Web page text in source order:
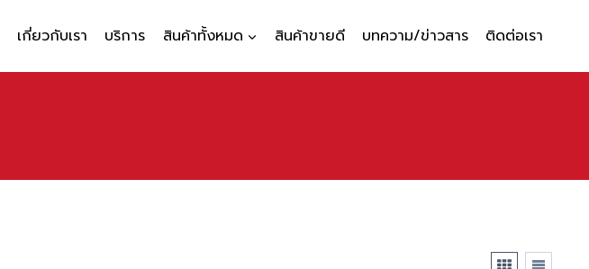
เกี่ยวกับเรา บริการ สินค้าทั้งหมด สินค้าขายดี บทความ/ข่าวสาร ติดต่อเรา